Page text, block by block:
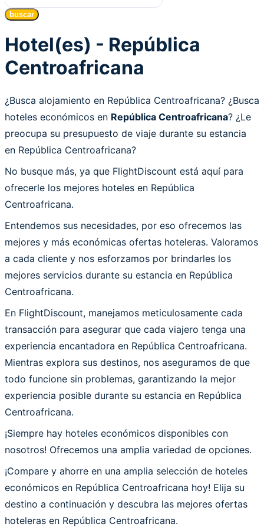
buscar
Hotel(es) - República
Centroafricana
¿Busca alojamiento en República Centroafricana? ¿Busca
hoteles económicos en República Centroafricana? ¿Le
preocupa su presupuesto de viaje durante su estancia
en República Centroafricana?
No busque más, ya que FlightDiscount está aquí para
ofrecerle los mejores hoteles en República
Centroafricana.
Entendemos sus necesidades, por eso ofrecemos las
mejores y más económicas ofertas hoteleras. Valoramos
a cada cliente y nos esforzamos por brindarles los
mejores servicios durante su estancia en República
Centroafricana.
En FlightDiscount, manejamos meticulosamente cada
transacción para asegurar que cada viajero tenga una
experiencia encantadora en República Centroafricana.
Mientras explora sus destinos, nos aseguramos de que
todo funcione sin problemas, garantizando la mejor
experiencia posible durante su estancia en República
Centroafricana.
¡Siempre hay hoteles económicos disponibles con
nosotros! Ofrecemos una amplia variedad de opciones.
¡Compare y ahorre en una amplia selección de hoteles
económicos en República Centroafricana hoy! Elija su
destino a continuación y descubra las mejores ofertas
hoteleras en República Centroafricana.